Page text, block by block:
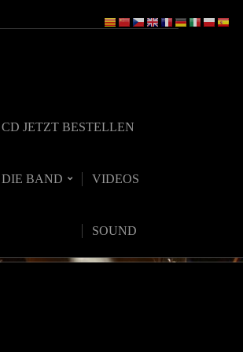
CD JETZT BESTELLEN
DIE BAND VIDEOS
SOUND